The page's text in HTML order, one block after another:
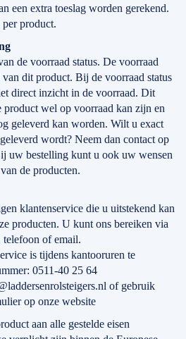
een extra toeslag worden gerekend.
product.
de voorraad status. De voorraad
dit product. Bij de voorraad status
direct inzicht in de voorraad. Dit
product wel op voorraad kan zijn en
geleverd kan worden. Wilt u exact
wordt? Neem dan contact op
uw bestelling kunt u ook uw wensen
de producten.
klantenservice die u uitstekend kan
producten. U kunt ons bereiken via
of email.
is tijdens kantooruren te
0511-40 25 64
of gebruik
op onze website
aan alle gestelde eisen